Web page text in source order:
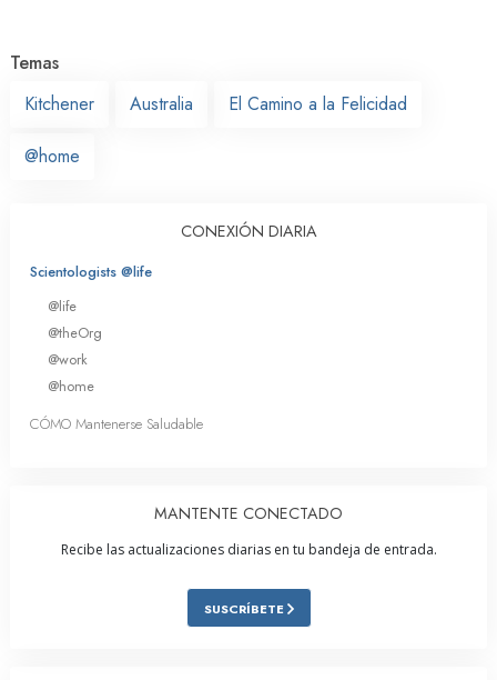
Temas
Kitchener
Australia El Camino a la Felicidad
@home
CONEXIÓN DIARIA
Scientologists @life
@life
@theOrg
@work
@home
CÓMO Mantenerse Saludable
MANTENTE CONECTADO
Recibe las actualizaciones diarias en tu bandeja de entrada.
SUSCRÍBETE